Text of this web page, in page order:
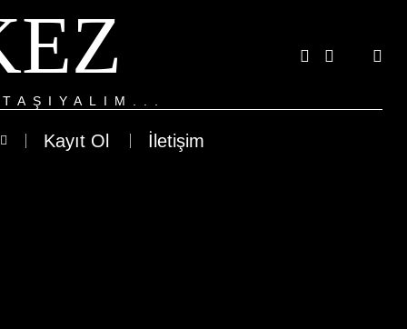
Kayıt Ol İletişim